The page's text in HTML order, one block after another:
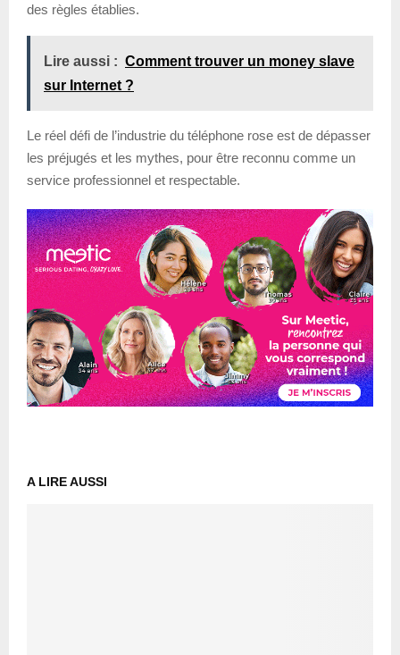
des règles établies.
Lire aussi : Comment trouver un money slave
sur Internet ?
Le réel défi de l’industrie du téléphone rose est de dépasser
les préjugés et les mythes, pour être reconnu comme un
service professionnel et respectable.
A LIRE AUSSI